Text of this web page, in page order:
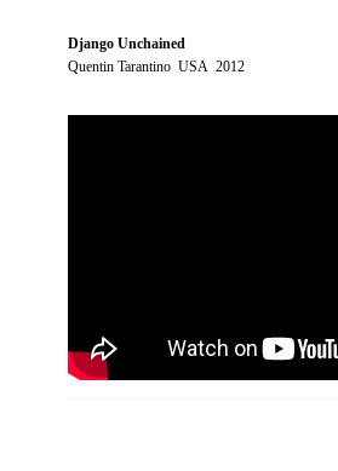
Django Unchained
Quentin Tarantino USA 2012